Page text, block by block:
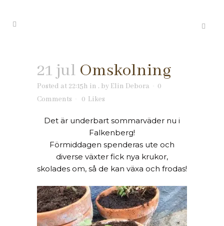
21 jul Omskolning
Posted at 22:15h in . by Elin Debora
0
Comments
0 Likes
Det är underbart sommarväder nu i
Falkenberg!
Förmiddagen spenderas ute och
diverse växter fick nya krukor,
skolades om, så de kan växa och frodas!